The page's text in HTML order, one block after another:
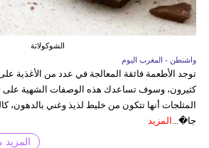
الشوكولاتة
واشنطن - المغرب اليوم
توجد الأطعمة فائقة المعالجة في عدد من الأغذية
كثيرون، وسوف تساعدك هذه الوصفات الشهية على
المثلجات أنها تتكون من خليط لذيذ وغني بالدهون،
جا�... المزيد
المزيد